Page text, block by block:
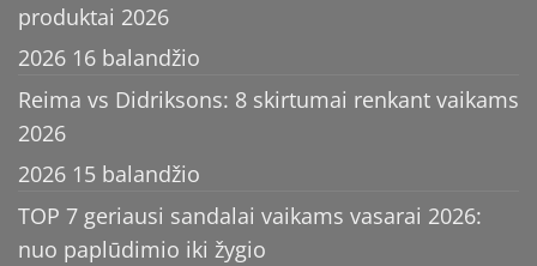
produktai 2026
2026 16 balandžio
Reima vs Didriksons: 8 skirtumai renkant vaikams
2026
2026 15 balandžio
TOP 7 geriausi sandalai vaikams vasarai 2026:
nuo paplūdimio iki žygio